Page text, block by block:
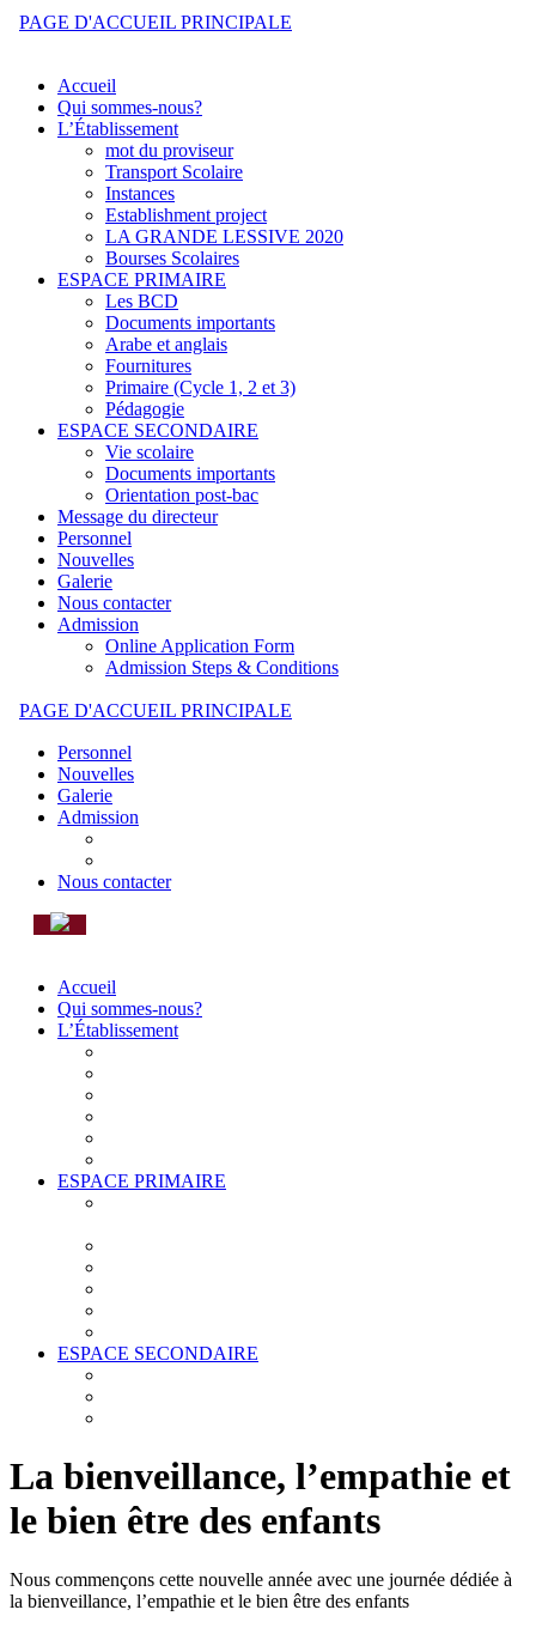
PAGE D'ACCUEIL PRINCIPALE
Accueil
Qui sommes-nous?
L’Établissement
mot du proviseur
Transport Scolaire
Instances
Establishment project
LA GRANDE LESSIVE 2020
Bourses Scolaires
ESPACE PRIMAIRE
Les BCD
Documents importants
Arabe et anglais
Fournitures
Primaire (Cycle 1, 2 et 3)
Pédagogie
ESPACE SECONDAIRE
Vie scolaire
Documents importants
Orientation post-bac
Message du directeur
Personnel
Nouvelles
Galerie
Nous contacter
Admission
Online Application Form
Admission Steps & Conditions
PAGE D'ACCUEIL PRINCIPALE
Personnel
Nouvelles
Galerie
Admission
Nous contacter
Accueil
Qui sommes-nous?
L’Établissement
ESPACE PRIMAIRE
ESPACE SECONDAIRE
La bienveillance, l’empathie et
le bien être des enfants
Nous commençons cette nouvelle année avec une journée dédiée à
la bienveillance, l’empathie et le bien être des enfants